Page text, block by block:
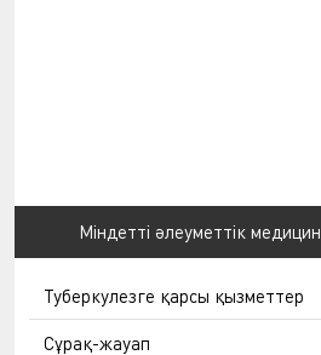
Міндетті әлеуметтік
Туберкулезге қарсы қызметтер
Сұрақ-жауап